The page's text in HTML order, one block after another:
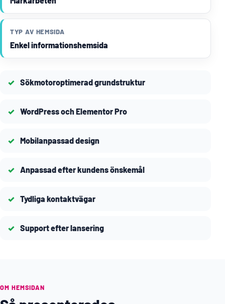
TYP AV HEMSIDA
Enkel informationshemsida
Sökmotoroptimerad grundstruktur
WordPress och Elementor Pro
Mobilanpassad design
Anpassad efter kundens önskemål
Tydliga kontaktvägar
Support efter lansering
OM HEMSIDAN